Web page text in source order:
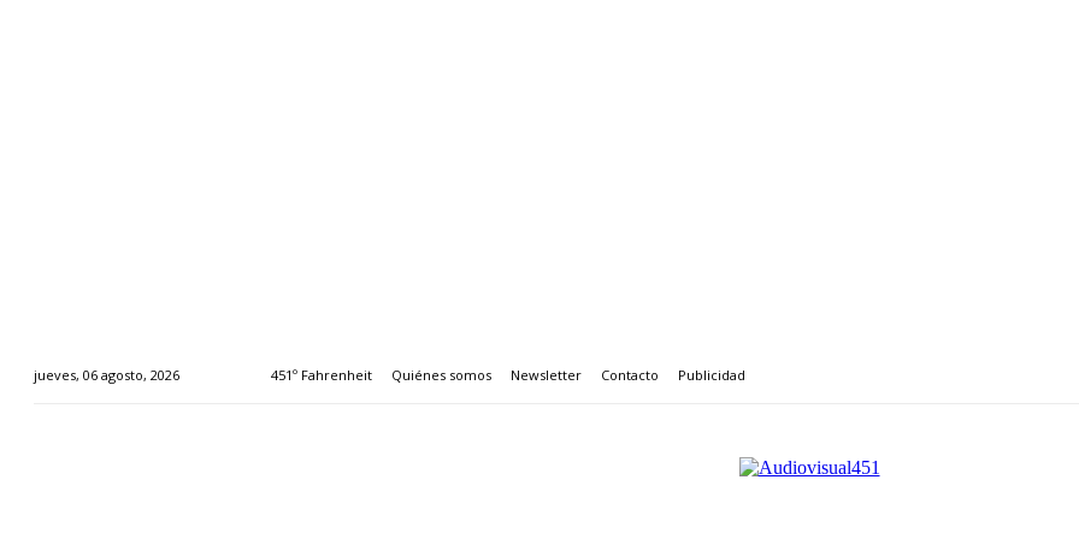
jueves, 06 agosto, 2026 451º Fahrenheit Quiénes somos Newsletter Contacto Publicidad